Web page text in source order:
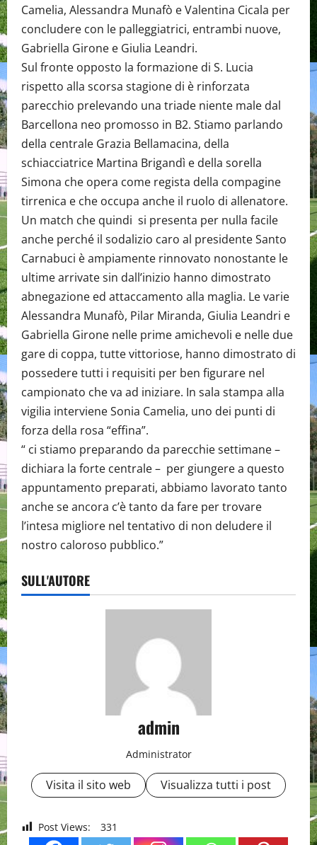
Camelia, Alessandra Munafò e Valentina Cicala per
concludere con le palleggiatrici, entrambi nuove,
Gabriella Girone e Giulia Leandri.
Sul fronte opposto la formazione di S. Lucia
rispetto alla scorsa stagione di è rinforzata
parecchio prelevando una triade niente male dal
Barcellona neo promosso in B2. Stiamo parlando
della centrale Grazia Bellamacina, della
schiacciatrice Martina Brigandì e della sorella
Simona che opera come regista della compagine
tirrenica e che occupa anche il ruolo di allenatore.
Un match che quindi si presenta per nulla facile
anche perché il sodalizio caro al presidente Santo
Carnabuci è ampiamente rinnovato nonostante le
ultime arrivate sin dall’inizio hanno dimostrato
abnegazione ed attaccamento alla maglia. Le varie
Alessandra Munafò, Pilar Miranda, Giulia Leandri e
Gabriella Girone nelle prime amichevoli e nelle due
gare di coppa, tutte vittoriose, hanno dimostrato di
possedere tutti i requisiti per ben figurare nel
campionato che va ad iniziare. In sala stampa alla
vigilia interviene Sonia Camelia, uno dei punti di
forza della rosa “effina”.
“ ci stiamo preparando da parecchie settimane –
dichiara la forte centrale – per giungere a questo
appuntamento preparati, abbiamo lavorato tanto
anche se ancora c’è tanto da fare per trovare
l’intesa migliore nel tentativo di non deludere il
nostro caloroso pubblico.”
SULL'AUTORE
admin
Administrator
Visita il sito web Visualizza tutti i post
Post Views: 331